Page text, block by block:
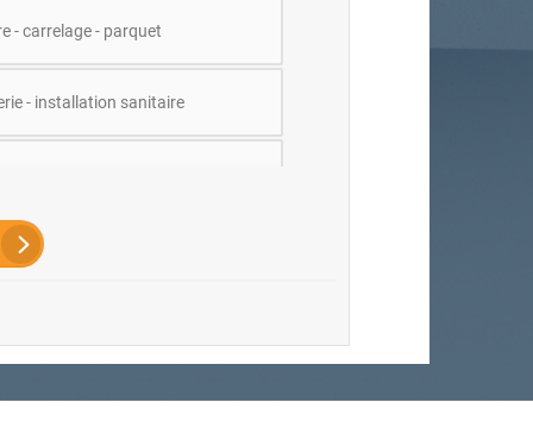
- carrelage - parquet
- installation sanitaire
plâtrerie, serrurerie